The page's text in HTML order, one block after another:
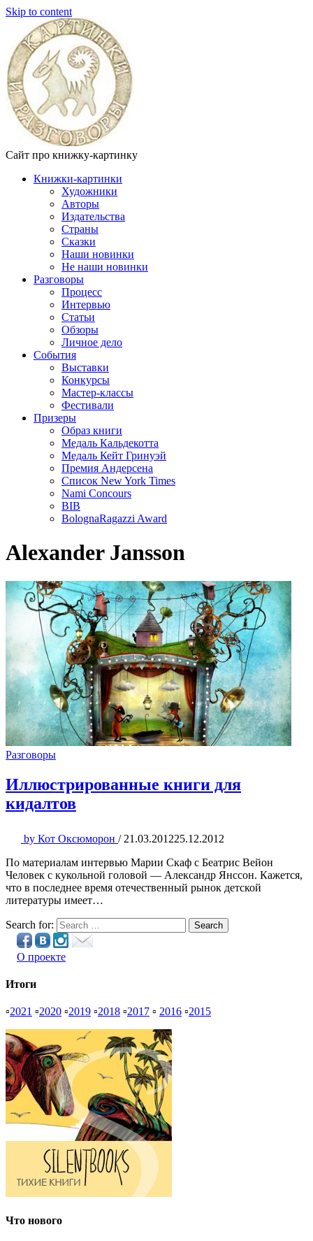
Skip to content
Сайт про книжку-картинку
Книжки-картинки
Художники
Авторы
Издательства
Страны
Сказки
Наши новинки
Не наши новинки
Разговоры
Процесс
Интервью
Статьи
Обзоры
Личное дело
События
Выставки
Конкурсы
Мастер-классы
Фестивали
Призеры
Образ книги
Медаль Кальдекотта
Медаль Кейт Гринуэй
Премия Андерсена
Список New York Times
Nami Concours
BIB
BolognaRagazzi Award
Alexander Jansson
Разговоры
Иллюстрированные книги для
кидалтов
by Кот Оксюморон / 21.03.201225.12.2012
По материалам интервью Марии Скаф с Беатрис Вейон
Человек с кукольной головой — Александр Янссон. Кажется,
что в последнее время отечественный рынок детской
литературы имеет…
Search for: Search
О проекте
Итоги
▫2021 ▫2020 ▫2019 ▫2018 ▫2017 ▫ 2016 ▫2015
Что нового